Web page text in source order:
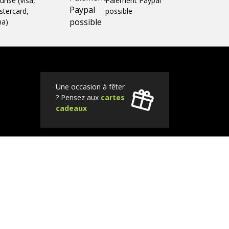
possible
Une occasion à fêter
? Pensez aux cartes
cadeaux